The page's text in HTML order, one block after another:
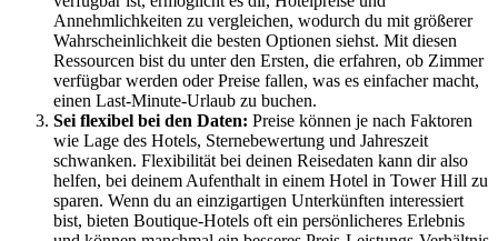
Annehmlichkeiten zu vergleichen, wodurch du mit größerer
Wahrscheinlichkeit die besten Optionen siehst. Mit diesen
Ressourcen bist du unter den Ersten, die erfahren, ob Zimmer
verfügbar werden oder Preise fallen, was es einfacher macht,
einen Last-Minute-Urlaub zu buchen.
Sei flexibel bei den Daten: Preise können je nach Faktoren
wie Lage des Hotels, Sternebewertung und Jahreszeit
schwanken. Flexibilität bei deinen Reisedaten kann dir also
helfen, bei deinem Aufenthalt in einem Hotel in Tower Hill zu
sparen. Wenn du an einzigartigen Unterkünften interessiert
bist, bieten Boutique-Hotels oft ein persönlicheres Erlebnis